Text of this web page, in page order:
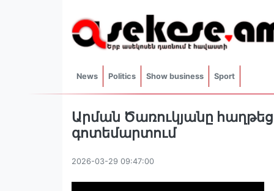
News Politics Show business Sport
Արման Ծառուկյանը հաղթեց
գոտեմարտում
2026-03-29 09:47:00